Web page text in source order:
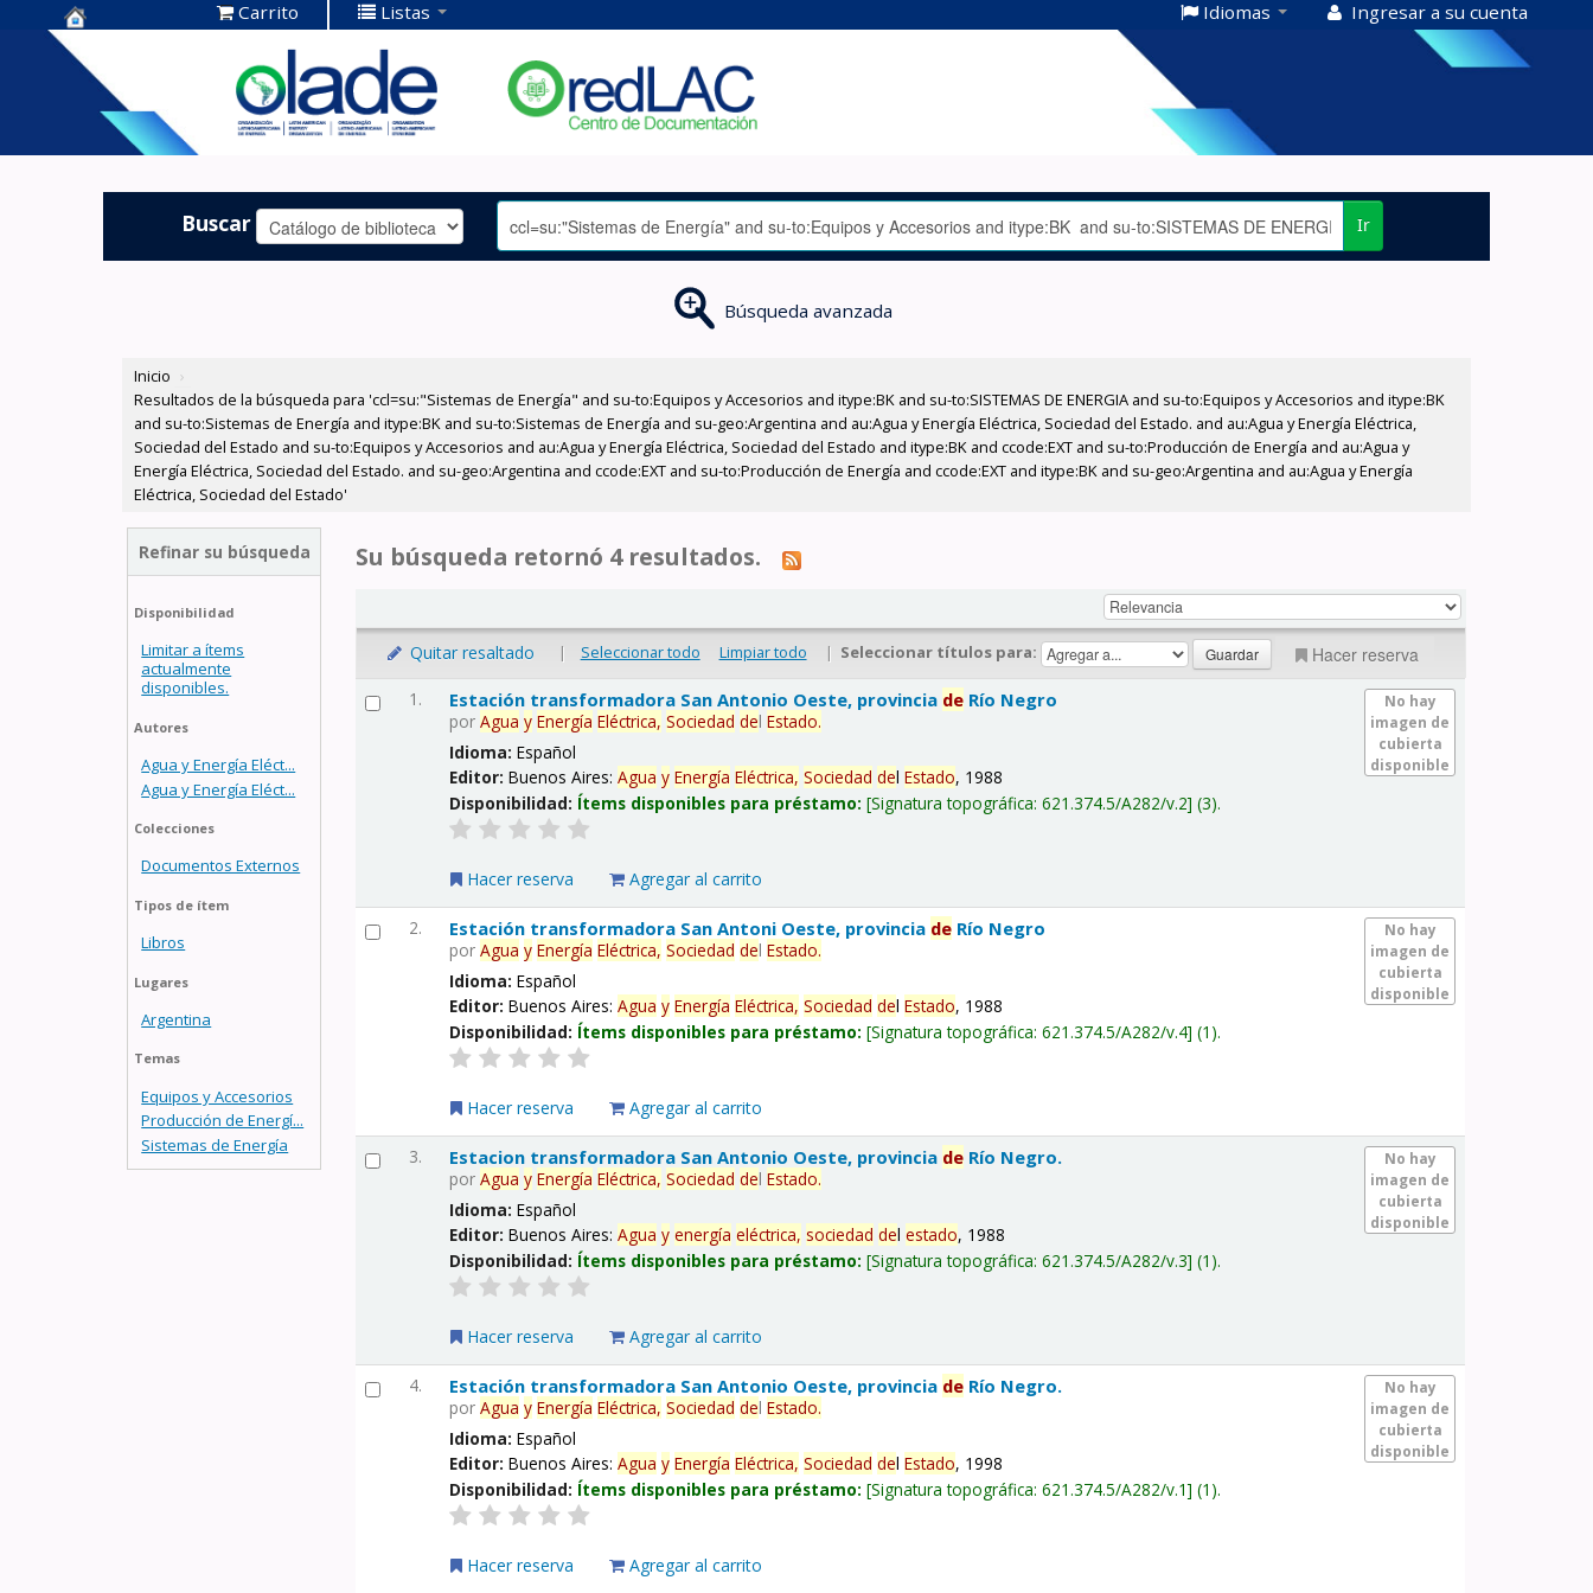
Centro de
Documentación
OLADE -
Carrito Listas Idiomas Ingresar a su cuenta
Buscar Ir
Búsqueda avanzada
Inicio ›
Resultados de la búsqueda para 'ccl=su:"Sistemas de Energía" and su-to:Equipos y Accesorios and itype:BK and su-to:SISTEMAS DE ENERGIA and su-to:Equipos y Accesorios and itype:BK
and su-to:Sistemas de Energía and itype:BK and su-to:Sistemas de Energía and su-geo:Argentina and au:Agua y Energía Eléctrica, Sociedad del Estado. and au:Agua y Energía Eléctrica,
Sociedad del Estado and su-to:Equipos y Accesorios and au:Agua y Energía Eléctrica, Sociedad del Estado and itype:BK and ccode:EXT and su-to:Producción de Energía and au:Agua y
Energía Eléctrica, Sociedad del Estado. and su-geo:Argentina and ccode:EXT and su-to:Producción de Energía and ccode:EXT and itype:BK and su-geo:Argentina and au:Agua y Energía
Eléctrica, Sociedad del Estado'
Refinar su búsqueda
Disponibilidad
Limitar a ítems
actualmente
disponibles.
Autores
Agua y Energía Eléct...
Agua y Energía Eléct...
Colecciones
Documentos Externos
Tipos de ítem
Libros
Lugares
Argentina
Temas
Equipos y Accesorios
Producción de Energí...
Sistemas de Energía
Su búsqueda retornó 4 resultados.
Quitar resaltado | Seleccionar todo Limpiar todo | Seleccionar títulos para: Hacer reserva
1.
No hay
imagen de
cubierta
disponible
Estación transformadora San Antonio Oeste, provincia de Río Negro
porAgua y Energía Eléctrica, Sociedad delEstado.
Idioma:Español
Editor:Buenos Aires:Agua y Energía Eléctrica, Sociedad delEstado, 1988
Disponibilidad: Ítems disponibles para préstamo: Signatura topográfica:621.374.5/A282/v.2 (3).
Hacer reserva Agregar al carrito
2.
No hay
imagen de
cubierta
disponible
Estación transformadora San Antoni Oeste, provincia de Río Negro
porAgua y Energía Eléctrica, Sociedad delEstado.
Idioma:Español
Editor:Buenos Aires:Agua y Energía Eléctrica, Sociedad delEstado, 1988
Disponibilidad: Ítems disponibles para préstamo: Signatura topográfica:621.374.5/A282/v.4 (1).
Hacer reserva Agregar al carrito
3.
No hay
imagen de
cubierta
disponible
Estacion transformadora San Antonio Oeste, provincia de Río Negro.
porAgua y Energía Eléctrica, Sociedad delEstado.
Idioma:Español
Editor:Buenos Aires:Agua y energía eléctrica, sociedad delestado, 1988
Disponibilidad: Ítems disponibles para préstamo: Signatura topográfica:621.374.5/A282/v.3 (1).
Hacer reserva Agregar al carrito
4.
No hay
imagen de
cubierta
disponible
Estación transformadora San Antonio Oeste, provincia de Río Negro.
porAgua y Energía Eléctrica, Sociedad delEstado.
Idioma:Español
Editor:Buenos Aires:Agua y Energía Eléctrica, Sociedad delEstado, 1998
Disponibilidad: Ítems disponibles para préstamo: Signatura topográfica:621.374.5/A282/v.1 (1).
Hacer reserva Agregar al carrito